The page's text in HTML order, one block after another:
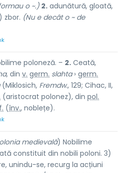
o ~.) 2. adunătură, gloată,
zbor. (Nu e decât o ~ de
poloneză. – 2. Ceată,
din v. germ. slahta› germ.
(Miklosich, Fremdw., 129; Cihac, II,
(aristocrat polonez), din pol.
(înv., noblețe).
medievală) Nobilime
constituit din nobili poloni. 3)
unindu-se, recurg la acțiuni